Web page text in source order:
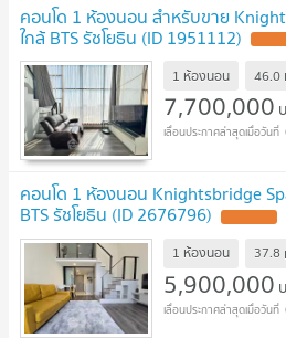
คอนโด 1 ห้องนอน สำหรับขาย
ใกล้ BTS รัชโยธิน (ID 1951112)
1 ห้องนอน 46.0
7,700,000
คอนโด 1 ห้องนอน Knightsbridge
BTS รัชโยธิน (ID 2676796)
1 ห้องนอน 37.8
5,900,000